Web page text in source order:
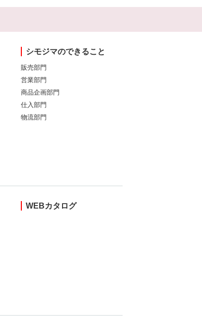
シモジマのできること
販売部門
営業部門
商品企画部門
仕入部門
物流部門
WEBカタログ